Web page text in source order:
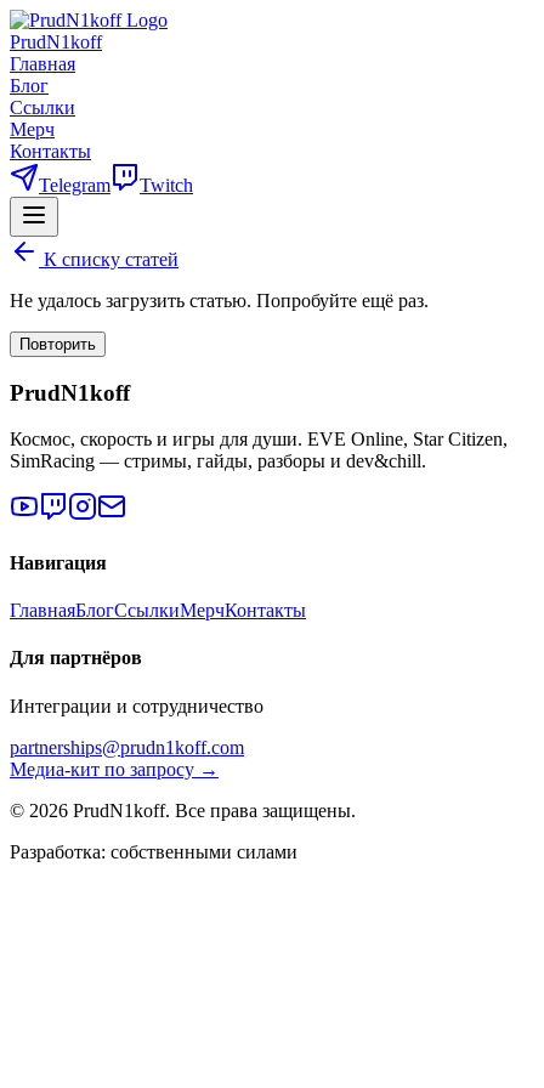
PrudN1koff
Главная
Блог
Ссылки
Мерч
Контакты
Telegram
Twitch
К списку статей
Не удалось загрузить статью. Попробуйте ещё раз.
Повторить
PrudN1koff
Космос, скорость и игры для души. EVE Online, Star Citizen,
SimRacing — стримы, гайды, разборы и dev&chill.
Навигация
ГлавнаяБлогСсылкиМерчКонтакты
Для партнёров
Интеграции и сотрудничество
partnerships@prudn1koff.com
Медиа-кит по запросу →
© 2026 PrudN1koff. Все права защищены.
Разработка: собственными силами